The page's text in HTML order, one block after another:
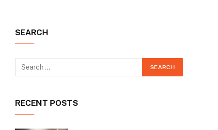
SEARCH
RECENT POSTS